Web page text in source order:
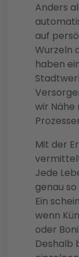
Anders
auf
Wurzeln
haben
wir
Mit der
Jede
genau
Ein
wenn
oder
Deshalb